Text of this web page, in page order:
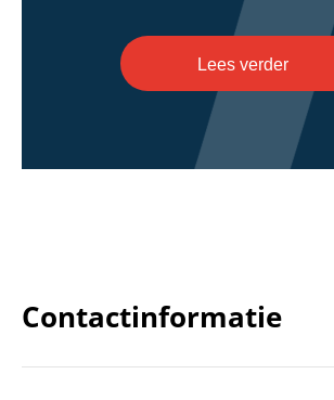
Lees verder
Contactinformatie